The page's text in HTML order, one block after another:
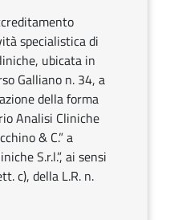
specialistica di
ubicata in
Galliano n. 34, a
della forma
Analisi Cliniche
& C.” a
S.r.l.”, ai sensi
c), della L.R. n.